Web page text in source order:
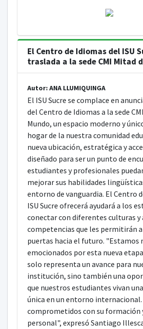
El Centro de Idiomas del ISU
traslada a la sede CMI Mitad
Autor: ANA LLUMIQUINGA
El ISU Sucre se complace en
del Centro de Idiomas a la sede
Mundo, un espacio moderno y
hogar de la nuestra comunidad
nueva ubicación, estratégica y
diseñado para ser un punto de
estudiantes y profesionales
mejorar sus habilidades
entorno de vanguardia. El Centro
ISU Sucre ofrecerá ayudará a los
conectar con diferentes culturas y
competencias que les permitirán
puertas hacia el futuro. "Estamos
emocionados por esta nueva
solo representa un avance para
institución, sino también una
que nuestros estudiantes vivan
única en un entorno
comprometidos con su formación
personal", expresó Santiago